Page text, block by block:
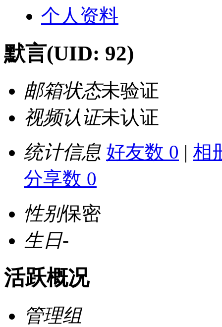
个人资料
默言(UID: 92)
邮箱状态未验证
视频认证未认证
统计信息 好友数 0 | 相
分享数 0
性别保密
生日-
活跃概况
管理组